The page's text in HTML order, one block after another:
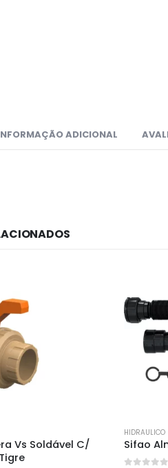
ADICIONAL
Vs Soldável C/
HIDRAULICO
Sifao